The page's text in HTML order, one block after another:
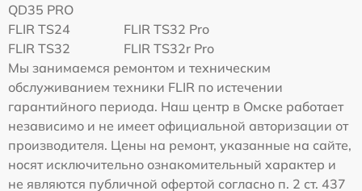
QD35 PRO
FLIR TS24
FLIR TS32 Pro
FLIR TS32
FLIR TS32r Pro
Мы занимаемся ремонтом и техническим
обслуживанием техники FLIR по истечении
гарантийного периода. Наш центр в Омске работает
независимо и не имеет официальной авторизации от
производителя. Цены на ремонт, указанные на сайте,
носят исключительно ознакомительный характер и
не являются публичной офертой согласно п. 2 ст. 437